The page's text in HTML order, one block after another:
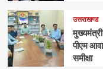
उत्तराखण्ड
मुख्यमंत्री
पीएम
समीक्षा